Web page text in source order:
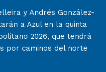
y Andrés González-
a Azul en la quinta
2026, que tendrá
por caminos del norte